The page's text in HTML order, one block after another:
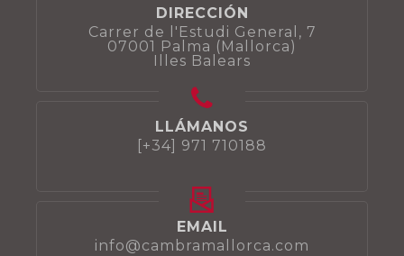
DIRECCIÓN
Carrer de l'Estudi General, 7
07001 Palma (Mallorca)
Illes Balears
LLÁMANOS
[+34] 971 710188
EMAIL
info@cambramallorca.com